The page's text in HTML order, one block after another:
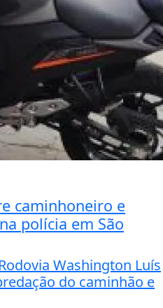
caminhoneiro e
polícia em São
Washington Luís
do caminhão e